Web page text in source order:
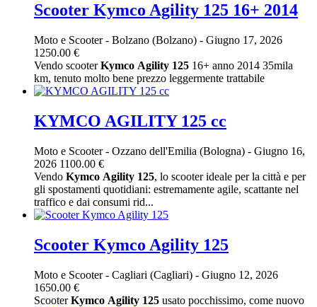
Scooter Kymco Agility 125 16+ 2014
Moto e Scooter- Bolzano (Bolzano) - Giugno 17, 2026
1250.00 €
Vendo scooterKymco Agility 125 16+ anno 2014 35mila
km, tenuto molto bene prezzo leggermente trattabile
KYMCO AGILITY 125 cc
Moto e Scooter- Ozzano dell'Emilia (Bologna) - Giugno 16,
2026 1100.00 €
Vendo Kymco Agility 125, lo scooter ideale per la città e per
gli spostamenti quotidiani: estremamente agile, scattante nel
traffico e dai consumi rid...
Scooter Kymco Agility 125
Moto e Scooter- Cagliari (Cagliari) - Giugno 12, 2026
1650.00 €
ScooterKymco Agility 125 usato pocchissimo, come nuovo